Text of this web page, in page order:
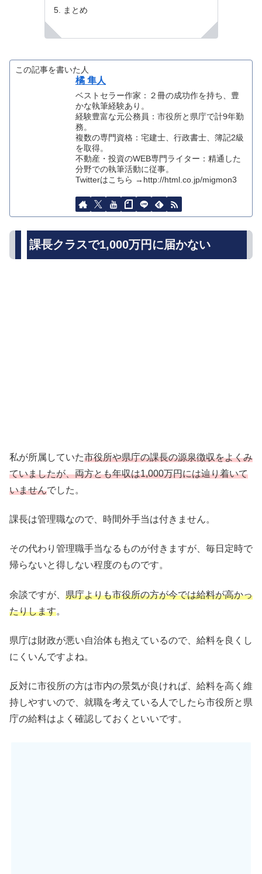
まとめ
この記事を書いた人
橘 隼人
ベストセラー作家：２冊の成功作を持ち、豊
かな執筆経験あり。
経験豊富な元公務員：市役所と県庁で計9年勤
務。
複数の専門資格：宅建士、行政書士、簿記2級
を取得。
不動産・投資のWEB専門ライター：精通した
分野での執筆活動に従事。
Twitterはこちら →http://html.co.jp/migmon3
課長クラスで1,000万円に届かない
私が所属していた市役所や県庁の課長の源泉徴収をよくみ
ていましたが、両方とも年収は1,000万円には辿り着いて
いませんでした。
課長は管理職なので、時間外手当は付きません。
その代わり管理職手当なるものが付きますが、毎日定時で
帰らないと得しない程度のものです。
余談ですが、 県庁よりも市役所の方が今では給料が高かっ
たりします。
県庁は財政が悪い自治体も抱えているので、給料を良くし
にくいんですよね。
反対に市役所の方は市内の景気が良ければ、給料を高く維
持しやすいので、就職を考えている人でしたら市役所と県
庁の給料はよく確認しておくといいです。